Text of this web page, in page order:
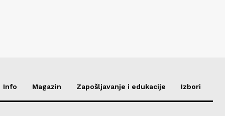
Info Magazin Zapošljavanje i edukacije Izbori